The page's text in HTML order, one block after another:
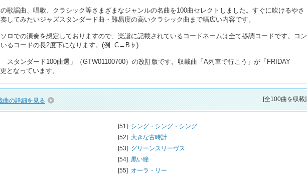
歌謡曲、唱歌、クラシック等さまざまなジャンルの名曲を100曲セレクトしました。すぐに吹けるやさ
してみたいジャズスタンダード曲・難易度の高いクラシック曲まで幅広い内容です。
ロでの演奏を想定しておりますので、楽譜に記載されているコードネームは全て移調コードです。コン
るコードの長2度下になります。(例: C→B♭)
タンダード100曲選」（GTW01100700）の改訂版です。収載曲「A列車で行こう」が「FRIDAY
となっています。
曲の詳細を見る [全100曲を収載]
[51] シング・シング・シング
[52] 大きな古時計
[53] グリーンスリーヴス
[54] 黒い瞳
[55] オーラ・リー